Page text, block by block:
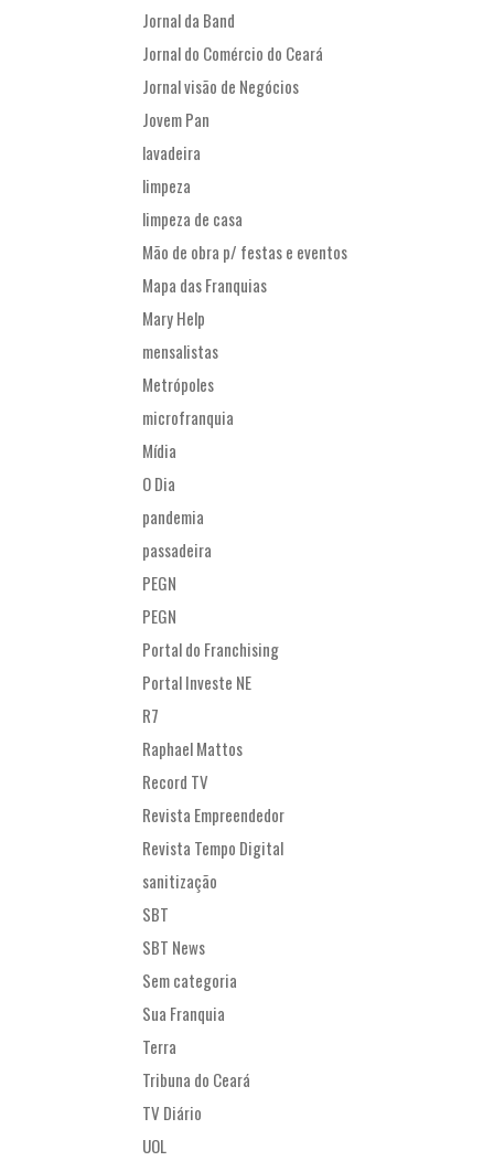
Jornal da Band
Jornal do Comércio do Ceará
Jornal visão de Negócios
Jovem Pan
lavadeira
limpeza
limpeza de casa
Mão de obra p/ festas e eventos
Mapa das Franquias
Mary Help
mensalistas
Metrópoles
microfranquia
Mídia
O Dia
pandemia
passadeira
PEGN
PEGN
Portal do Franchising
Portal Investe NE
R7
Raphael Mattos
Record TV
Revista Empreendedor
Revista Tempo Digital
sanitização
SBT
SBT News
Sem categoria
Sua Franquia
Terra
Tribuna do Ceará
TV Diário
UOL